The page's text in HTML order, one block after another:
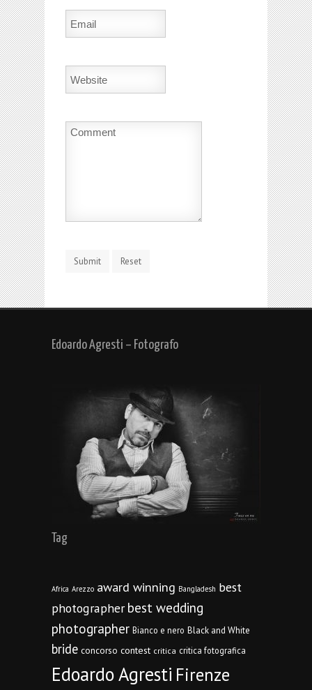
Edoardo Agresti – Fotografo
Tag
Africa Arezzo award winning Bangladesh best
photographer best wedding
photographer Bianco e nero Black and White
bride concorso contest critica critica fotografica
Edoardo Agresti Firenze